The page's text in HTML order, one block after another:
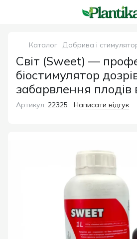
Каталог Добрива і
Світ (Sweet) —
біостимулятор
забарвлення плодів
Артикул: 22325 Написати відгук